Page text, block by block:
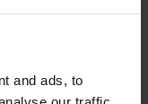
and ads, to
aux truies